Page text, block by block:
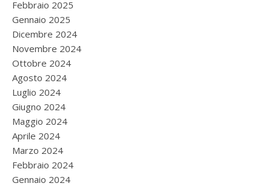
Febbraio 2025
Gennaio 2025
Dicembre 2024
Novembre 2024
Ottobre 2024
Agosto 2024
Luglio 2024
Giugno 2024
Maggio 2024
Aprile 2024
Marzo 2024
Febbraio 2024
Gennaio 2024